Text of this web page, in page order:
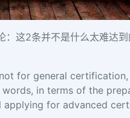
这2条并不是什么太难达
for general
in terms of the
for advanced